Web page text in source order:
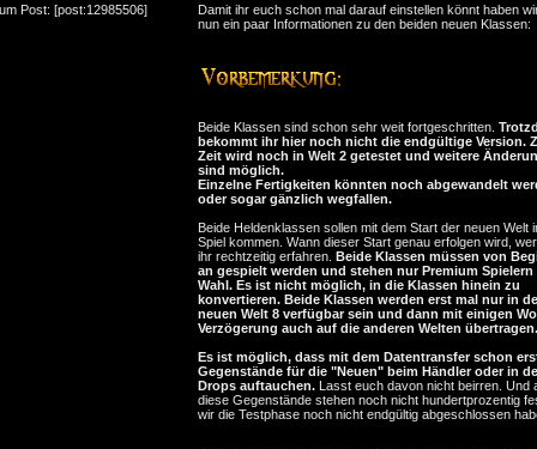
Post: [post:12985506]
Damit ihr euch schon mal darauf einstellen könnt haben
nun ein paar Informationen zu den beiden neuen Klassen:
Beide Klassen sind schon sehr weit fortgeschritten.
bekommt ihr hier noch nicht die endgültige Version.
Zeit wird noch in Welt 2 getestet und weitere
sind möglich.
Einzelne Fertigkeiten könnten noch abgewandelt
oder sogar gänzlich wegfallen.
Beide Heldenklassen sollen mit dem Start der neuen Welt
Spiel kommen. Wann dieser Start genau erfolgen wird,
ihr rechtzeitig erfahren. Beide Klassen müssen von
an gespielt werden und stehen nur Premium Spielern
Wahl. Es ist nicht möglich, in die Klassen hinein zu
konvertieren. Beide Klassen werden erst mal nur in
neuen Welt 8 verfügbar sein und dann mit einigen
Verzögerung auch auf die anderen Welten übertragen.
Es ist möglich, dass mit dem Datentransfer schon
Gegenstände für die "Neuen" beim Händler oder in
Drops auftauchen. Lasst euch davon nicht beirren. Und
diese Gegenstände stehen noch nicht hundertprozentig
wir die Testphase noch nicht endgültig abgeschlossen